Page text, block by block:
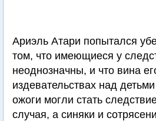
Ариэль Атари попытался
том, что имеющиеся у
неоднозначны, и что вина
издевательствах над
ожоги могли стать
случая, а синяки и